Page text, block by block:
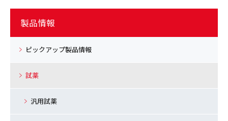
製品情報
ピックアップ製品情報
試薬
汎用試薬